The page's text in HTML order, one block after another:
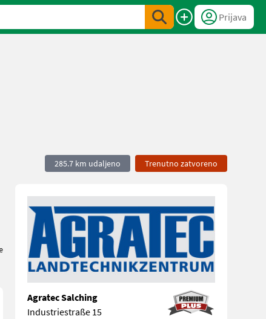
Prijava
285.7 km udaljeno Trenutno zatvoreno
Agratec Salching
Industriestraße 15